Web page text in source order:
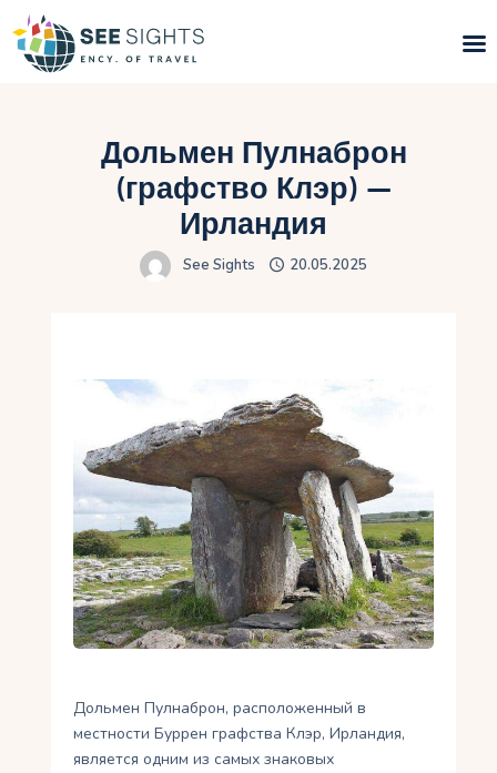
Горящие туры
Контакты
Укр
Дольмен Пулнаброн
(графство Клэр) —
Ирландия
See Sights 20.05.2025
Дольмен Пулнаброн, расположенный в
местности Буррен графства Клэр, Ирландия,
является одним из самых знаковых